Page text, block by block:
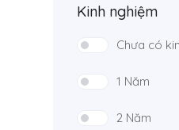
Kinh nghiệm
Chưa có
1 Năm
2 Năm